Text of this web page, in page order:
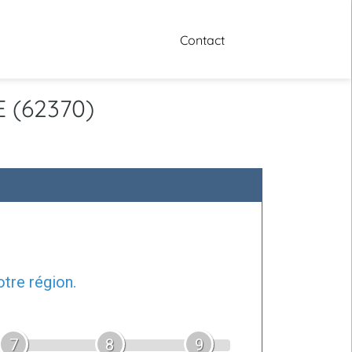
Contact
(62370)
région.
7 8 9